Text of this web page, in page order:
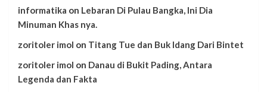
informatika on Lebaran Di Pulau Bangka, Ini Dia
Minuman Khas nya.
zoritoler imol on Titang Tue dan Buk Idang Dari Bintet
zoritoler imol on Danau di Bukit Pading, Antara
Legenda dan Fakta